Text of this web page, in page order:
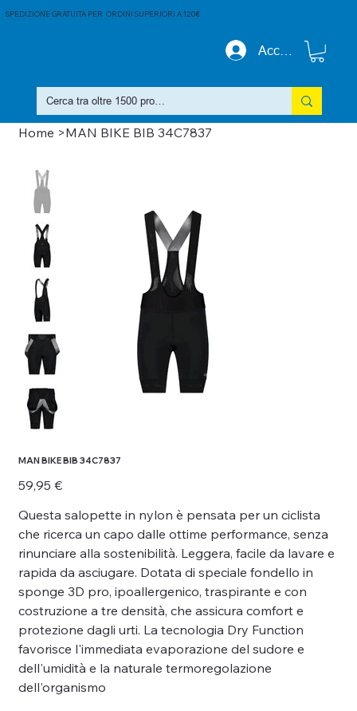
Accedi
SPEDIZIONE GRATUITA PER ORDINI SUPERIORI A 120€
Home >MAN BIKE BIB 34C7837
MAN BIKE BIB 34C7837
Prezzo
59,95 €
Questa salopette in nylon è pensata per un ciclista
che ricerca un capo dalle ottime performance, senza
rinunciare alla sostenibilità. Leggera, facile da lavare e
rapida da asciugare. Dotata di speciale fondello in
sponge 3D pro, ipoallergenico, traspirante e con
costruzione a tre densità, che assicura comfort e
protezione dagli urti. La tecnologia Dry Function
favorisce l'immediata evaporazione del sudore e
dell'umidità e la naturale termoregolazione
dell'organismo